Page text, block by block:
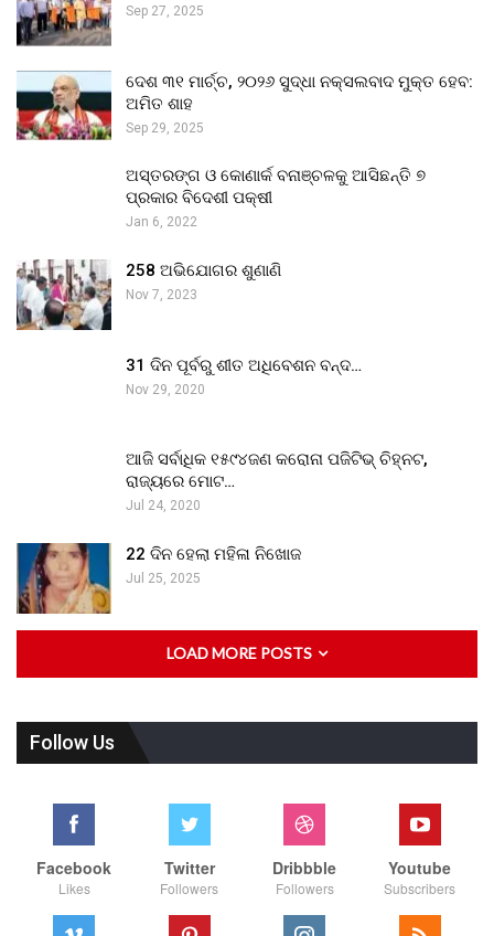
Sep 27, 2025
ଦେଶ ୩୧ ମାର୍ଚ୍ଚ, ୨୦୨୬ ସୁଦ୍ଧା ନକ୍ସଲବାଦ ମୁକ୍ତ ହେବ:
ଅମିତ ଶାହ
Sep 29, 2025
ଅସ୍ତରଙ୍ଗ ଓ କୋଣାର୍କ ବନାଞ୍ଚଳକୁ ଆସିଛନ୍ତି ୭
ପ୍ରକାର ବିଦେଶୀ ପକ୍ଷୀ
Jan 6, 2022
258 ଅଭିଯୋଗର ଶୁଣାଣି
Nov 7, 2023
31 ଦିନ ପୂର୍ବରୁ ଶୀତ ଅଧିବେଶନ ବନ୍ଦ…
Nov 29, 2020
ଆଜି ସର୍ବାଧିକ ୧୫୯୪ଜଣ କରୋନା ପଜିଟିଭ୍ ଚିହ୍ନଟ,
ରାଜ୍ୟରେ ମୋଟ…
Jul 24, 2020
22 ଦିନ ହେଲା ମହିଳା ନିଖୋଜ
Jul 25, 2025
LOAD MORE POSTS
Follow Us
Facebook
Likes
Twitter
Followers
Dribbble
Followers
Youtube
Subscribers